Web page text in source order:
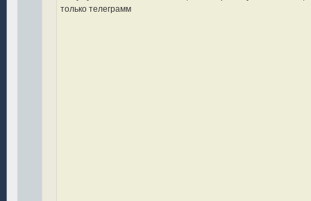
только телеграмм